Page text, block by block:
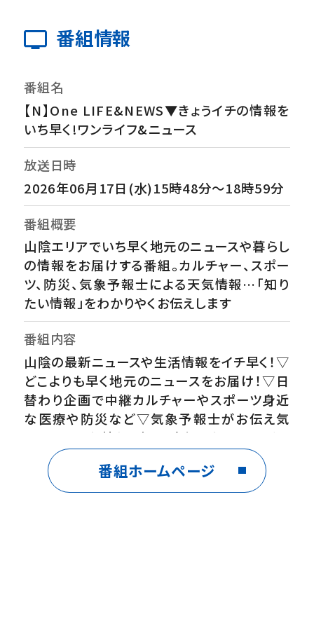
番組情報
番組名
【N】One LIFE&NEWS▼きょうイチの情報を
いち早く!ワンライフ&ニュース
放送日時
2026年06月17日(水)15時48分～18時59分
番組概要
山陰エリアでいち早く地元のニュースや暮らし
の情報をお届けする番組。カルチャー、スポー
ツ、防災、気象予報士による天気情報…「知り
たい情報」をわかりやくお伝えします
番組内容
山陰の最新ニュースや生活情報をイチ早く！▽
どこよりも早く地元のニュースをお届け！▽日
替わり企画で中継カルチャーやスポーツ身近
な医療や防災など▽気象予報士がお伝え気
になるお天気情報！鳥取・島根の気になる話題
を深掘りします！
出演者
番組ホームページ